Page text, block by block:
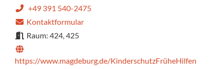
+49 391 540-2475
Kontaktformular
Raum: 424, 425
https://www.magdeburg.de/KinderschutzFrüheHilfen